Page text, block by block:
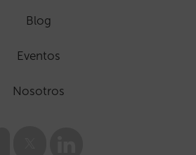
Blog
Eventos
Nosotros